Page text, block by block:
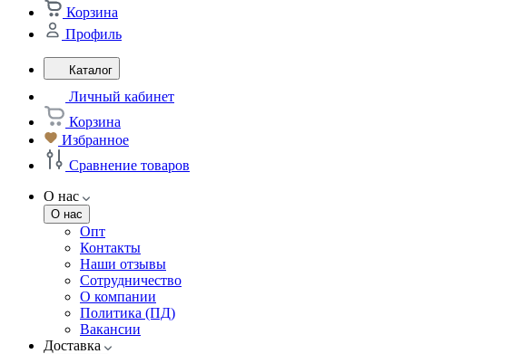
Корзина
Профиль
Каталог
Личный кабинет
Корзина
Избранное
Сравнение товаров
О нас
О нас
Опт
Контакты
Наши отзывы
Сотрудничество
О компании
Политика (ПД)
Вакансии
Доставка